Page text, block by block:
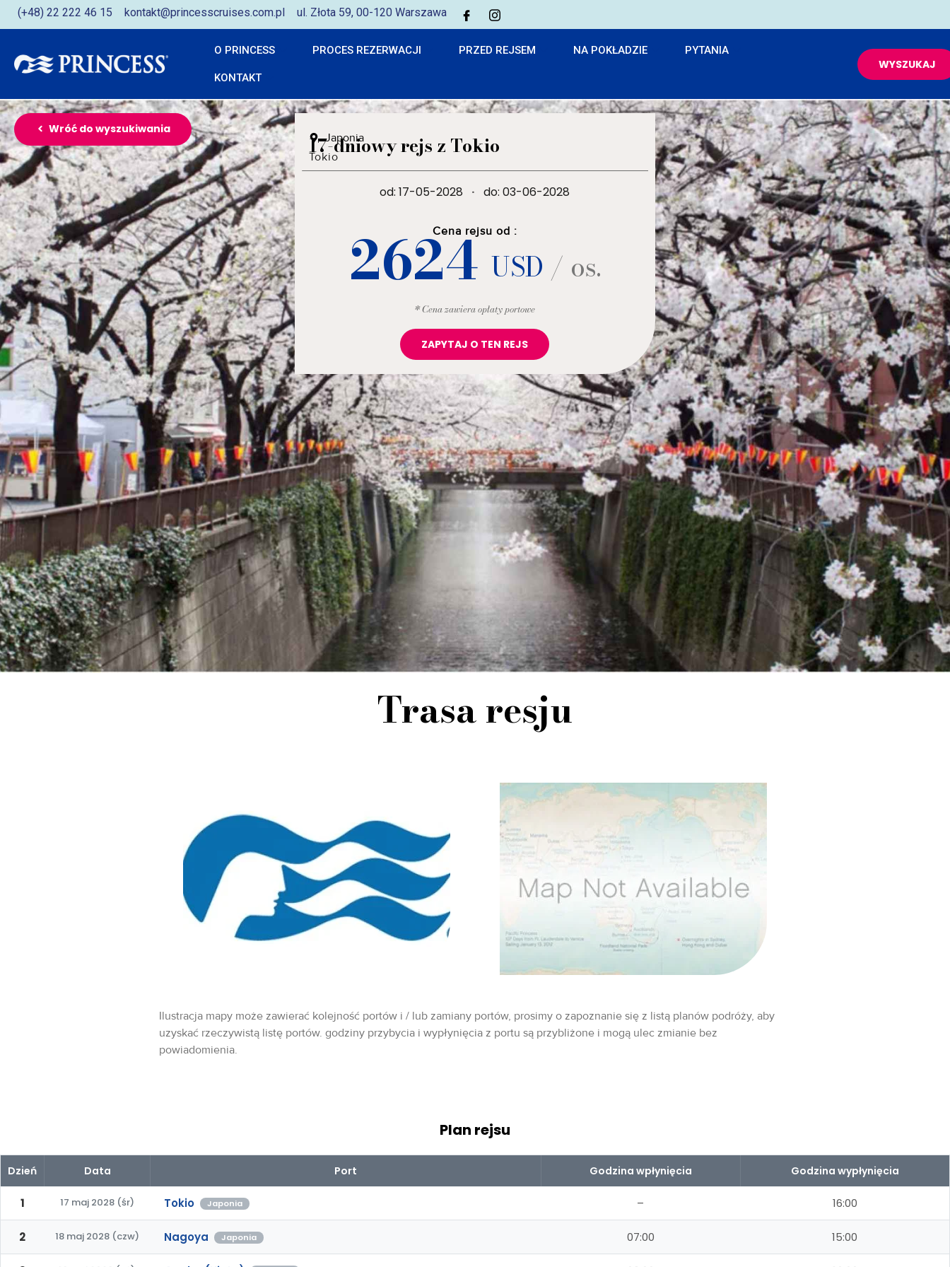
(+48) 22 222 46 15 kontakt@princesscruises.com.pl ul. Złota 59, 00-120 Warszawa
O PRINCESS PROCES REZERWACJI PRZED REJSEM NA POKŁADZIE PYTANIA
KONTAKT
WYSZUKAJ
Wróć do wyszukiwania
Japonia
17-dniowy rejs z Tokio
Tokio
od: 17-05-2028 · do: 03-06-2028
Cena rejsu od :
2624USD / os.
* Cena zawiera opłaty portowe
ZAPYTAJ O TEN REJS
Trasa resju
Ilustracja mapy może zawierać kolejność portów i / lub zamiany portów, prosimy o zapoznanie się z listą planów podróży, aby
uzyskać rzeczywistą listę portów. godziny przybycia i wypłynięcia z portu są przybliżone i mogą ulec zmianie bez
powiadomienia.
Plan rejsu
Dzień Data Port Godzina wpłynięcia Godzina wypłynięcia
1 17 maj 2028 (śr) Tokio Japonia – 16:00
2 18 maj 2028 (czw) Nagoya Japonia 07:00 15:00